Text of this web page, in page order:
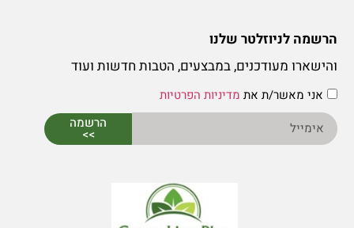
הרשמה לניוזלטר שלנו
והישארו מעודכנים, במבצעים, הטבות חדשות ועוד
אני מאשר/ת את מדיניות הפרטיות
הרשמה
>>